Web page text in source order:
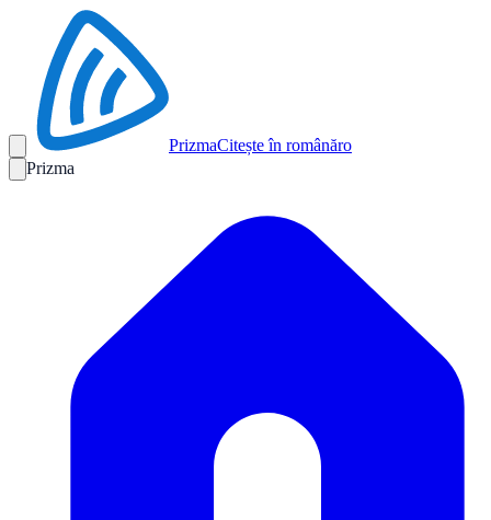
PrizmaCitește în românăro
Prizma